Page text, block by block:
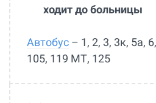
ходит до больницы
Автобус – 1, 2, 3, 3к, 5а,
105, 119 МТ, 125